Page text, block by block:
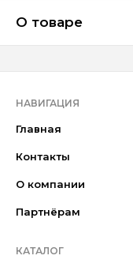
О товаре
НАВИГАЦИЯ
Главная
Контакты
О компании
Партнёрам
КАТАЛОГ